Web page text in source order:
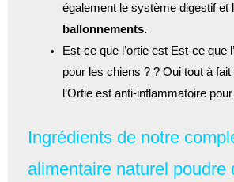
également le système digestif et
ballonnements.
Est-ce que l’ortie est Est-ce que
pour les chiens ? ? Oui tout à
l’Ortie est anti-inflammatoire
Ingrédients de notre
alimentaire naturel poudre